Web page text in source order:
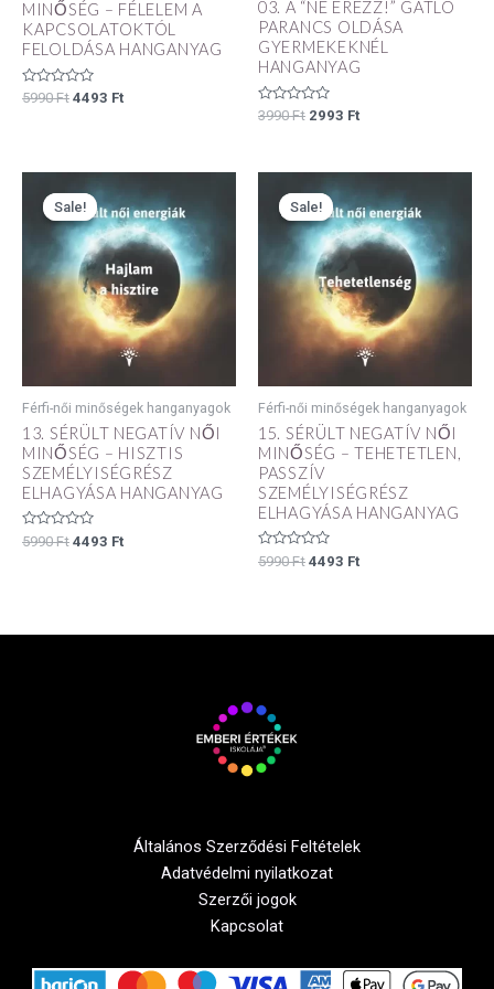
MINŐSÉG – FÉLELEM A
KAPCSOLATOKTÓL
FELOLDÁSA HANGANYAG
Értékelés:
5990Ft 4493 Ft
03. A “NE ÉREZZ!” GÁTLÓ
PARANCS OLDÁSA
GYERMEKEKNÉL
HANGANYAG
Értékelés:
3990Ft 2993 Ft
Sale!
Sale!
Férfi-női minőségek hanganyagok
13. SÉRÜLT NEGATÍV NŐI
MINŐSÉG – HISZTIS
SZEMÉLYISÉGRÉSZ
ELHAGYÁSA HANGANYAG
Értékelés:
5990Ft
Original
price
was:
5990 Ft.
4493 Ft
price
is:
4493 Ft.
Sale!
Sale!
Férfi-női minőségek hanganyagok
15. SÉRÜLT NEGATÍV NŐI
MINŐSÉG – TEHETETLEN,
PASSZÍV
SZEMÉLYISÉGRÉSZ
ELHAGYÁSA HANGANYAG
Értékelés:
5990Ft
Original
price
was:
5990 Ft.
4493 Ft
price
is:
4493 Ft.
Általános Szerződési Feltételek
Adatvédelmi nyilatkozat
Szerzői jogok
Kapcsolat